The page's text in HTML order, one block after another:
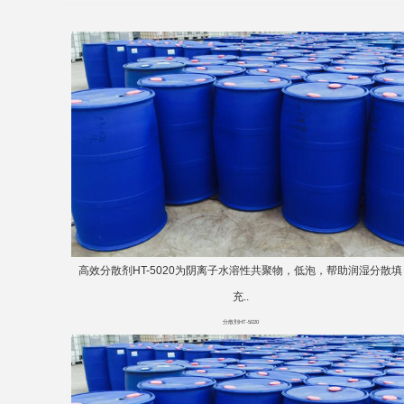
高效分散剂HT-5020为阴离子水溶性共聚物，低泡，帮助润湿分散填
充..
分散剂HT-5020